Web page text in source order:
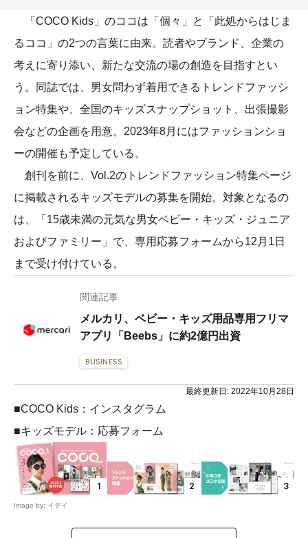
「COCO Kids」のココは「個々」と「此処からはじま
るココ」の2つの言葉に由来。読者やブランド、企業の
考えに寄り添い、新たな交流の場の創造を目指すとい
う。同誌では、男女問わず着用できるトレンドファッシ
ョン特集や、全国のキッズスナップショット、出張撮影
会などの企画を用意。2023年8月にはファッションショ
ーの開催も予定している。
創刊を前に、Vol.2のトレンドファッション特集ページ
に掲載されるキッズモデルの募集を開始。対象となるの
は、「15歳未満の元気な男女ベビー・キッズ・ジュニア
およびファミリー」で、専用応募フォームから12月1日
まで受け付けている。
関連記事
メルカリ、ベビー・キッズ用品専用フリマ
アプリ「Beebs」に約2億円出資
BUSINESS
最終更新日: 2022年10月28日
■COCO Kids：インスタグラム
■キッズモデル：応募フォーム
1
Image by: イデイ
2 3